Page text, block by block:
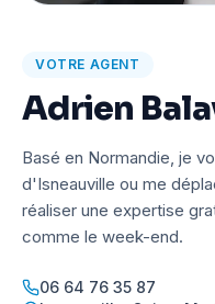
VOTRE AGENT
Adrien
Basé en Normandie, je
d'Isneauville ou me
réaliser une expertise
comme le week-end.
06 64 76 35 87